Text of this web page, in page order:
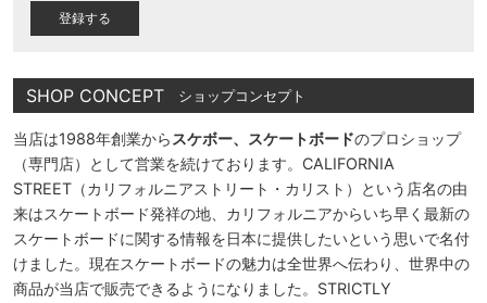
SHOP CONCEPT ショップコンセプト
当店は1988年創業から スケボー、スケートボードのプロショップ
（専門店）として営業を続けております。CALIFORNIA
STREET（カリフォルニアストリート・カリスト）という店名の由
来はスケートボード発祥の地、カリフォルニアからいち早く最新の
スケートボードに関する情報を日本に提供したいという思いで名付
けました。現在スケートボードの魅力は全世界へ伝わり、世界中の
商品が当店で販売できるようになりました。STRICTLY